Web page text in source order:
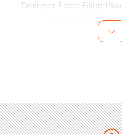
Drummer Eddie Filipp
Ausnahmegitarristen Krissy
real deal" (Beth Hart),